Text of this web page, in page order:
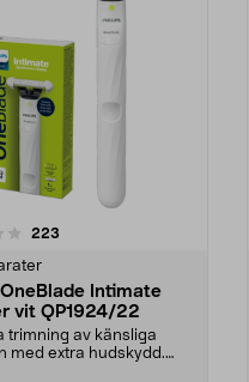
223
Intimate
vit QP1924/22
trimning av känsliga
med extra hudskydd.
4.0 av 5 stjärnor